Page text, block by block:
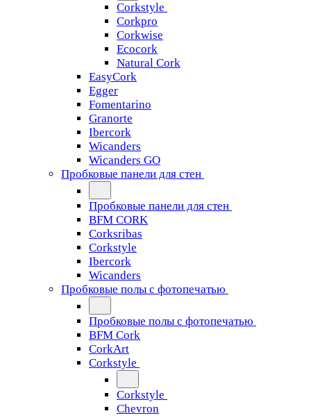
Corkstyle
Corkpro
Corkwise
Ecocork
Natural Cork
EasyCork
Egger
Fomentarino
Granorte
Ibercork
Wicanders
Wicanders GO
Пробковые панели для стен
Пробковые панели для стен
BFM CORK
Corksribas
Corkstyle
Ibercork
Wicanders
Пробковые полы с фотопечатью
Пробковые полы с фотопечатью
BFM Cork
CorkArt
Corkstyle
Corkstyle
Chevron